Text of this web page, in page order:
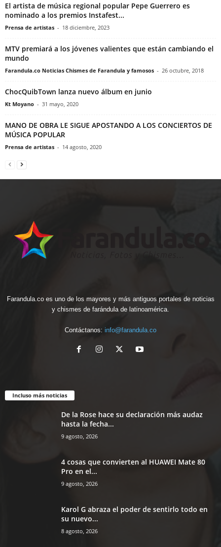
El artista de música regional popular Pepe Guerrero es
nominado a los premios Instafest...
Prensa de artistas - 18 diciembre, 2023
MTV premiará a los jóvenes valientes que están cambiando el
mundo
Farandula.co Noticias Chismes de Farandula y famosos - 26 octubre, 2018
ChocQuibTown lanza nuevo álbum en junio
Kt Moyano - 31 mayo, 2020
MANO DE OBRA LE SIGUE APOSTANDO A LOS CONCIERTOS DE
MÚSICA POPULAR
Prensa de artistas - 14 agosto, 2020
Farandula.co es uno de los mayores y más antiguos portales de noticias
y chismes de farándula de latinoamérica.
Contáctanos: info@farandula.co
Incluso más noticias
De la Rose hace su declaración más audaz
hasta la fecha...
9 agosto, 2026
4 cosas que convierten al HUAWEI Mate 80
Pro en el...
9 agosto, 2026
Karol G abraza el poder de sentirlo todo en
su nuevo...
8 agosto, 2026